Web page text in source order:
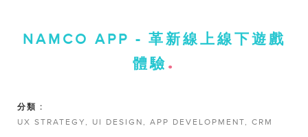
NAMCO APP - 革新線上線下遊戲
體驗
分類 :
UX STRATEGY, UI DESIGN, APP DEVELOPMENT, CRM